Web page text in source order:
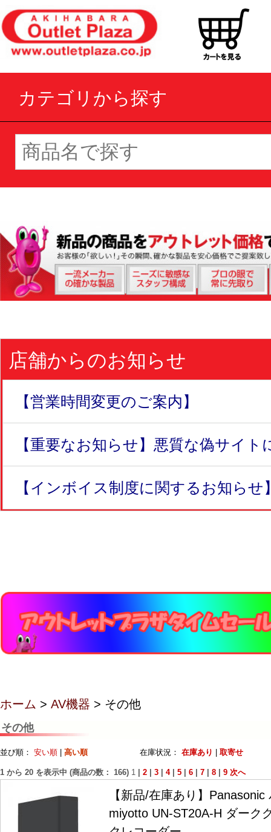
カテゴリから探す
店舗からのお知らせ
【営業時間変更のご案内】
【重要なお知らせ】悪質な偽サイト
【インボイス制度に関するお知らせ
ホーム > AV機器 > その他
その他
並び順： 安い順 高い順在庫状況： 在庫あり 取寄せ
1 から 20 を表示中 (商品の数： 166) 1 2 3 4| 5 6 7 8 9 次へ
【新品/在庫あり】
miyotto UN-ST20A-H ダーク